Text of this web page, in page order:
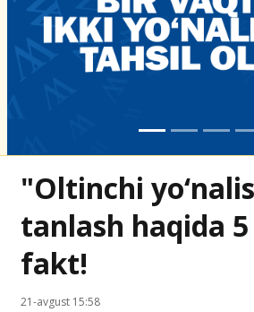
"Oltinchi
tanlash haqida
fakt!
21-avgust 15:58